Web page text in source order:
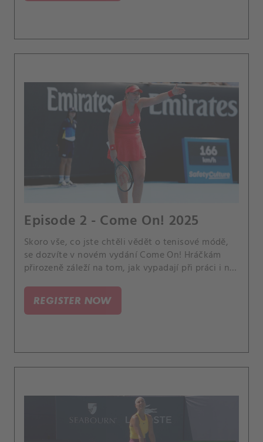
Episode 2 - Come On! 2025
Skoro vše, co jste chtěli vědět o tenisové módě,
se dozvíte v novém vydání Come On! Hráčkám
přirozeně záleží na tom, jak vypadají při práci i na
magazín CANAL+ Sport pojednává o
extravagantních modelech, róbách na plesy a
bankety i sponzorském oblečení na kurty.
REGISTER NOW